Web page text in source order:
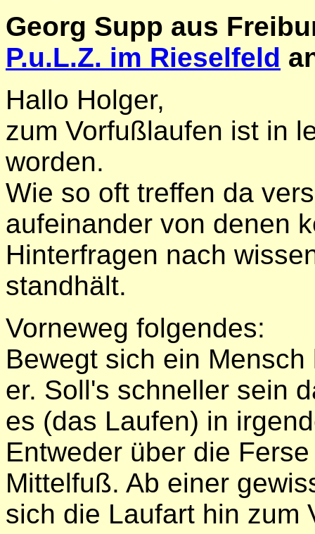
Georg Supp aus
P.u.L.Z. im Rieselfeld
Hallo Holger,
zum Vorfußlaufen ist in
worden.
Wie so oft treffen da
aufeinander von denen
Hinterfragen nach
standhält.
Vorneweg folgendes:
Bewegt sich ein
er. Soll's schneller sein
es (das Laufen) in
Entweder über die
Mittelfuß. Ab einer
sich die Laufart hin zum